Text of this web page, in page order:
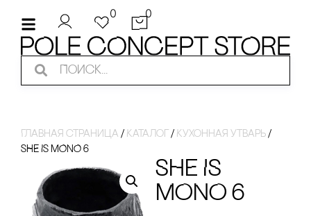
0 0
Главная страница / Каталог / Кухонная утварь /
SHE IS MONO 6
SHE IS
MONO 6